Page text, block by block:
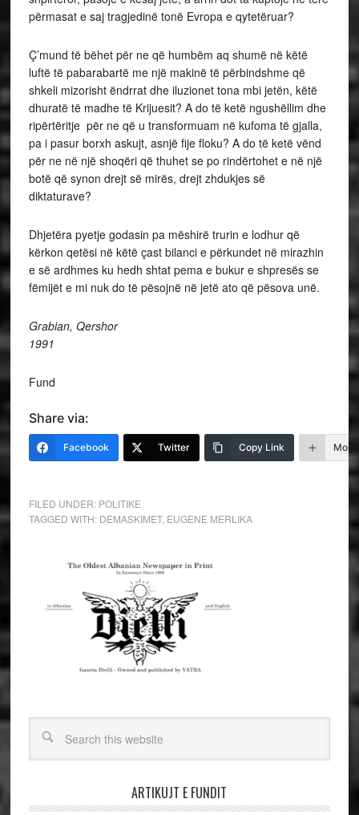
përmasat e saj tragjedinë tonë Evropa e qytetëruar?
Ç’mund të bëhet për ne që humbëm aq shumë në këtë
luftë të pabarabartë me një makinë të përbindshme që
shkeli mizorisht ëndrrat dhe iluzionet tona mbi jetën, këtë
dhuratë të madhe të Krijuesit? A do të ketë ngushëllim dhe
ripërtëritje për ne që u transformuam në kufoma të gjalla,
pa i pasur borxh askujt, asnjë fije floku? A do të ketë vënd
për ne në një shoqëri që thuhet se po rindërtohet e në një
botë që synon drejt së mirës, drejt zhdukjes së
diktaturave?
Dhjetëra pyetje godasin pa mëshirë trurin e lodhur që
kërkon qetësi në këtë çast bilanci e përkundet në mirazhin
e së ardhmes ku hedh shtat pema e bukur e shpresës se
fëmijët e mi nuk do të pësojnë në jetë ato që pësova unë.
Grabian, Qershor
1991
Fund
Share via:
Facebook Twitter Copy Link More
FILED UNDER: POLITIKE
TAGGED WITH: DEMASKIMET, EUGENE MERLIKA
ARTIKUJT E FUNDIT